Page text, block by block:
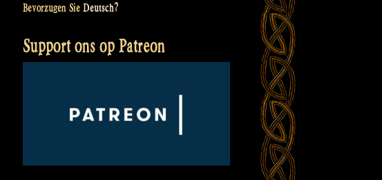
Bevorzugen Sie Deutsch?
Support ons op Patreon